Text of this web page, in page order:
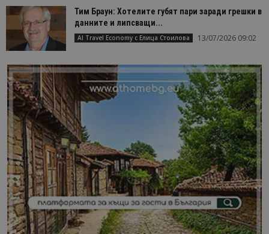
Тим Браун: Хотелите губят пари заради грешки в
данните и липсващи...
AI Travel Economy с Елица Стоилова 13/07/2026 09:02